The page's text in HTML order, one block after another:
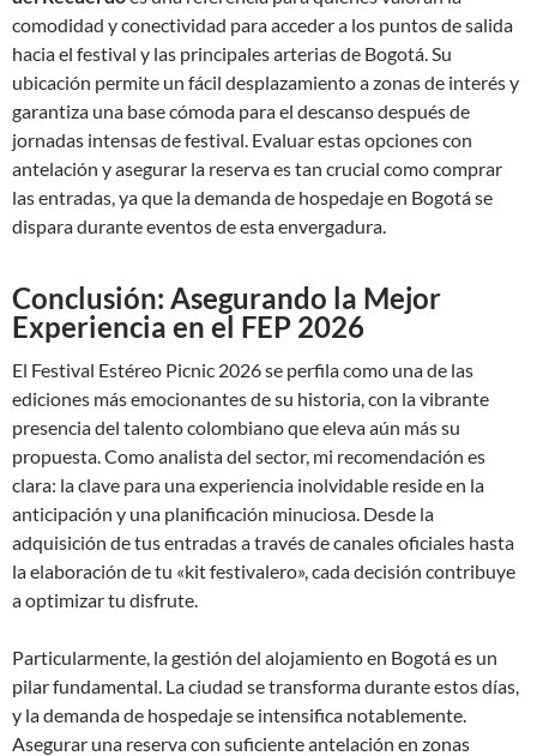
comodidad y conectividad para acceder a los puntos de salida
hacia el festival y las principales arterias de Bogotá. Su
ubicación permite un fácil desplazamiento a zonas de interés y
garantiza una base cómoda para el descanso después de
jornadas intensas de festival. Evaluar estas opciones con
antelación y asegurar la reserva es tan crucial como comprar
las entradas, ya que la demanda de hospedaje en Bogotá se
dispara durante eventos de esta envergadura.
Conclusión: Asegurando la Mejor
Experiencia en el FEP 2026
El Festival Estéreo Picnic 2026 se perfila como una de las
ediciones más emocionantes de su historia, con la vibrante
presencia del talento colombiano que eleva aún más su
propuesta. Como analista del sector, mi recomendación es
clara: la clave para una experiencia inolvidable reside en la
anticipación y una planificación minuciosa. Desde la
adquisición de tus entradas a través de canales oficiales hasta
la elaboración de tu «kit festivalero», cada decisión contribuye
a optimizar tu disfrute.
Particularmente, la gestión del alojamiento en Bogotá es un
pilar fundamental. La ciudad se transforma durante estos días,
y la demanda de hospedaje se intensifica notablemente.
Asegurar una reserva con suficiente antelación en zonas